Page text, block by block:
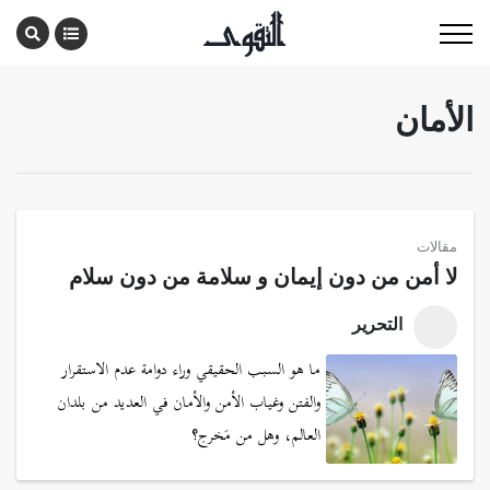
الأمان
مقالات
لا أمن من دون إيمان و سلامة من دون سلام
التحرير
ما هو السبب الحقيقي وراء دوامة عدم الاستقرار
والفتن وغياب الأمن والأمان في العديد من بلدان
العالم، وهل من مَخرج؟